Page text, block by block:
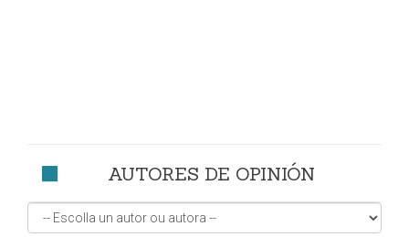
AUTORES DE OPINIÓN